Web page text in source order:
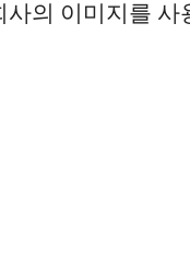
사의 이미지를 사